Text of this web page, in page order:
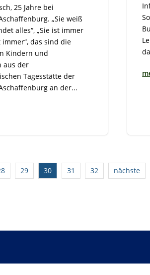
25 Jahre bei
„Sie weiß
alles“, „Sie ist immer
immer“, das sind die
Kindern und
aus der
Tagesstätte der
an der...
29 30 31 32 nächste